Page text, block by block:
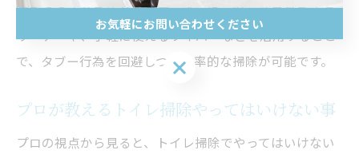
防ぎつつ汚れを落とします。さらに、除菌効果のあるク
リーナーや、手軽に使えるワイパーなどを活用すること
で、タブー行為を回避しつつ効率的な掃除が可能です。
プロが教えるトイレ掃除やってはいけない事
プロの視点から見ると、トイレ掃除でやってはいけない
お気軽にお問い合わせください
お気軽にお問い合わせください